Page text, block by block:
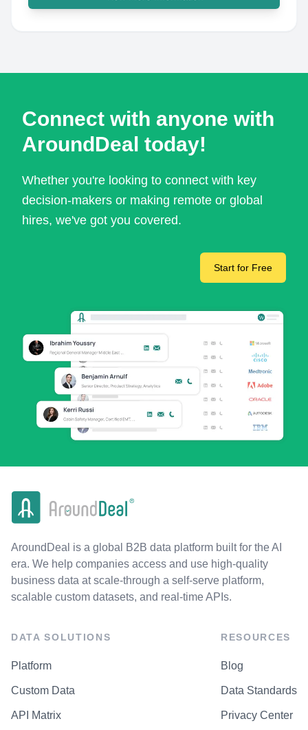
Connect with anyone with
AroundDeal today!
Whether you're looking to connect with key
decision-makers or making remote or global
hires, we've got you covered.
Start for Free
AroundDeal is a global B2B data platform built for the AI
era. We help companies access and use high-quality
business data at scale-through a self-serve platform,
scalable custom datasets, and real-time APIs.
DATA SOLUTIONS
Platform
Custom Data
API Matrix
RESOURCES
Blog
Data Standards
Privacy Center